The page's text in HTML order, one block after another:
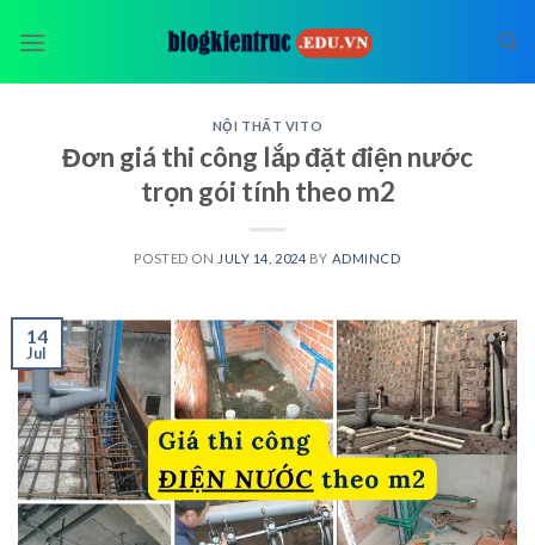
NỘI THẤT VITO
Đơn giá thi công lắp đặt điện nước
trọn gói tính theo m2
POSTED ON JULY 14, 2024 BY ADMINCD
14
Jul